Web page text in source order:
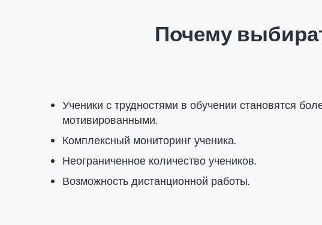
Почему
Ученики с трудностями в обучении становятся
мотивированными.
Комплексный мониторинг ученика.
Неограниченное количество учеников.
Возможность дистанционной работы.